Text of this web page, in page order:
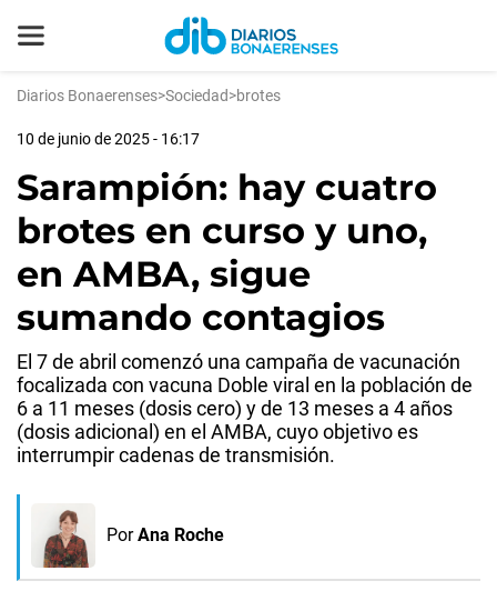
Diarios Bonaerenses>Sociedad>brotes
10 de junio de 2025 - 16:17
Sarampión: hay cuatro
brotes en curso y uno,
en AMBA, sigue
sumando contagios
El 7 de abril comenzó una campaña de vacunación
focalizada con vacuna Doble viral en la población de
6 a 11 meses (dosis cero) y de 13 meses a 4 años
(dosis adicional) en el AMBA, cuyo objetivo es
interrumpir cadenas de transmisión.
Por Ana Roche